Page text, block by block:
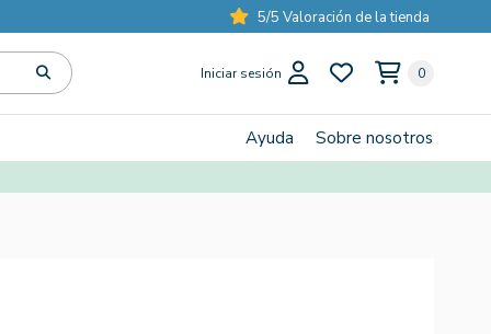
5/5 Valoración de la tienda
Iniciar sesión 0
Ayuda Sobre nosotros